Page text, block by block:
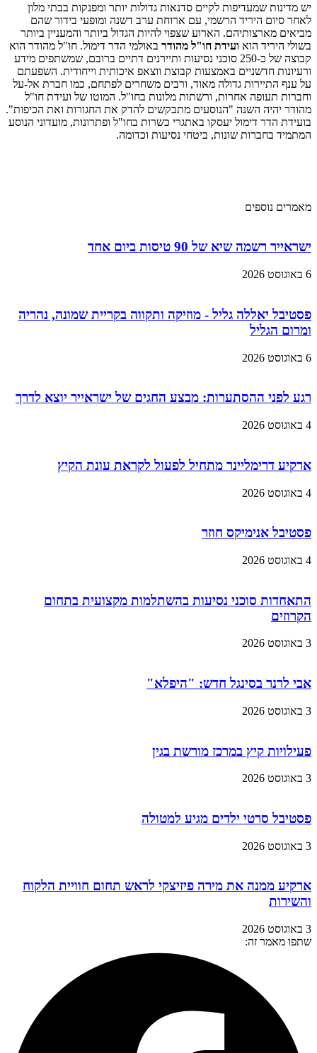
יש מדינות שמעדיפות לקיים סדנאות גדולות יותר ומפנקות בבתי מלון
לאחר סיום היריד הרשמי, עם ארוחת ערב דשנה ומופעי בידור שהם
מביאים מארצותיהם. הארוע שצפוי להיות הגדול ביותר והמעניין ביותר
בשולי היריד הוא ועידת חו"ל מהודר באולמי הדר דימול. חו"ל מהודר הוא
קבוצה של כ-250 סוכני נסיעות ותיירנים דתיים ברובם, שמשתפים מידע
ורעיונות חדשניים באמצעות קבוצת ווצאפ איכותית וייחודית. השפעתם
על ענף התיירות גדולה מאוד, ורבים משחרים לפתחם, כמו חברת אל-על
וחברות תעופה אחרות, ורשתות מלונות בחו"ל. המוטו של ועידת חו"ל
מהודר יהיה השנה "הנוסעים מתבקשים להדק את החגורות ואת הכיפות".
בועידת הדר דימול יעסקו באתגרי כשרות בחו"ל ופתרונות, מועדוני הנוסע
המתמיד בחברות שונות, ביטחי נסיעות וכדומה.
מאמרים נוספים
ישראייר רשמה שיא של 90 טיסות ביום אחד
6 באוגוסט 2026
פסטיבל יאללה גליל - מוזיקה ותקווה בקריית שמונה, נהריה
ומרום הגליל
6 באוגוסט 2026
רגע לפני ההסתערות: מבצע החגים של ישראייר יוצא לדרך
4 באוגוסט 2026
ארקיע דרימליינר מתחיל לפעול לקראת עונת הקיץ
4 באוגוסט 2026
פסטיבל אנימיקס חוזר
4 באוגוסט 2026
התאחדות סוכני נסיעות בהשתלמות מקצועית בתחום
הקרוזים
3 באוגוסט 2026
אבי לרנר בסינגל חדש: "היפלא"
3 באוגוסט 2026
פעילויות קיץ במרכז מורשת בגין
3 באוגוסט 2026
פסטיבל סרטי ילדים מגיע למטולה
3 באוגוסט 2026
ארקיע ממנה את מירה פיזיצקי לראש תחום חוויית הלקוח
והשירות
3 באוגוסט 2026
שתפו מאמר זה: